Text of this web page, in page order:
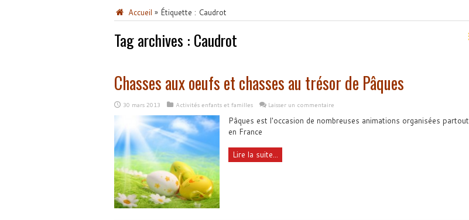
Accueil » Étiquette : Caudrot
Tag archives : Caudrot
Chasses aux oeufs et chasses au trésor de Pâques
30 mars 2013 Activités enfants et familles Laisser un commentaire
Pâques est l'occasion de nombreuses animations organisées partout
en France
Lire la suite...